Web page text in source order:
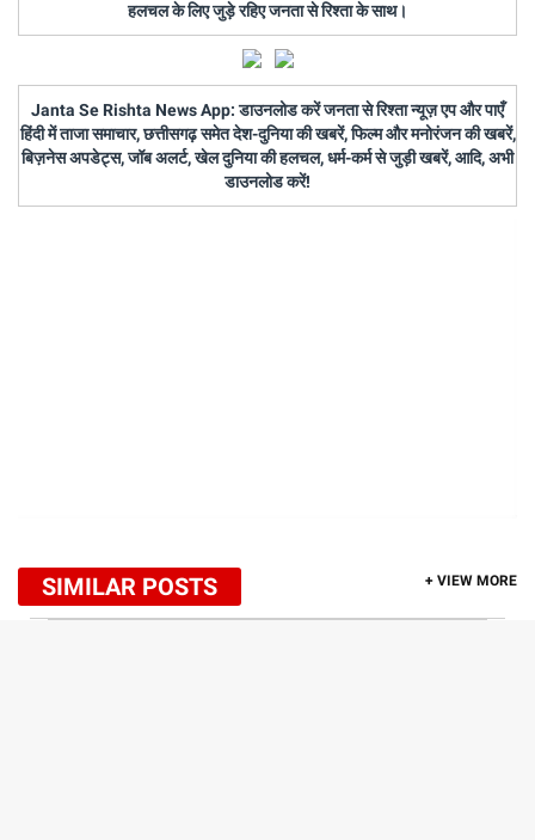
हलचल के लिए जुड़े रहिए जनता से रिश्ता के साथ।
Janta Se Rishta News App: डाउनलोड करें जनता से रिश्ता न्यूज़ एप और पाएँ
हिंदी में ताजा समाचार, छत्तीसगढ़ समेत देश-दुनिया की खबरें, फिल्म और मनोरंजन की खबरें,
बिज़नेस अपडेट्स, जॉब अलर्ट, खेल दुनिया की हलचल, धर्म-कर्म से जुड़ी खबरें, आदि, अभी
डाउनलोड करें!
SIMILAR POSTS + VIEW MORE